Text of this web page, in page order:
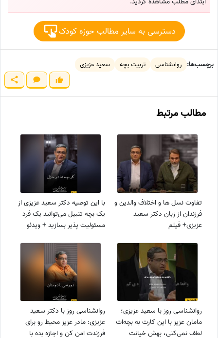
دسترسی به سایر مطالب حوزه کودک
برچسب‌ها: روانشناسی تربیت بچه‌ سعید عزیزی
مطالب مرتبط
تفاوت نسل ها و اختلاف والدین و
فرزندان از زبان دکتر سعید
عزیزی+ فیلم
با این توصیه دکتر سعید عزیزی از
یک بچه تنبیل می‌توانید یک فرد
مسئولیت پذیر بسازید + ویدئو
روانشناسی روز با سعید عزیزی؛
مامان عزیز با این کارت به بچه‌ات
لطف نمی‌کنی، بهش خیانت
روانشناسی روز با دکتر سعید
عزیزی: مادر عزیز محیط رو برای
فرزندت امن کن و اجازه بده با